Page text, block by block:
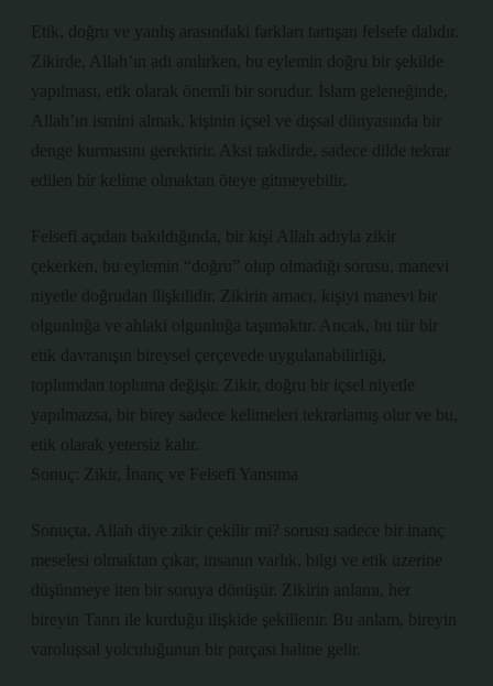
Etik, doğru ve yanlış arasındaki farkları tartışan felsefe dalıdır.
Zikirde, Allah’ın adı anılırken, bu eylemin doğru bir şekilde
yapılması, etik olarak önemli bir sorudur. İslam geleneğinde,
Allah’ın ismini almak, kişinin içsel ve dışsal dünyasında bir
denge kurmasını gerektirir. Aksi takdirde, sadece dilde tekrar
edilen bir kelime olmaktan öteye gitmeyebilir.
Felsefi açıdan bakıldığında, bir kişi Allah adıyla zikir
çekerken, bu eylemin “doğru” olup olmadığı sorusu, manevi
niyetle doğrudan ilişkilidir. Zikirin amacı, kişiyi manevi bir
olgunluğa ve ahlaki olgunluğa taşımaktır. Ancak, bu tür bir
etik davranışın bireysel çerçevede uygulanabilirliği,
toplumdan topluma değişir. Zikir, doğru bir içsel niyetle
yapılmazsa, bir birey sadece kelimeleri tekrarlamış olur ve bu,
etik olarak yetersiz kalır.
Sonuç: Zikir, İnanç ve Felsefi Yansıma
Sonuçta, Allah diye zikir çekilir mi? sorusu sadece bir inanç
meselesi olmaktan çıkar, insanın varlık, bilgi ve etik üzerine
düşünmeye iten bir soruya dönüşür. Zikirin anlamı, her
bireyin Tanrı ile kurduğu ilişkide şekillenir. Bu anlam, bireyin
varoluşsal yolculuğunun bir parçası haline gelir.